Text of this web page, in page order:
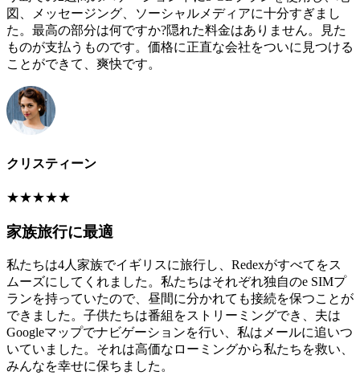
図、メッセージング、ソーシャルメディアに十分すぎまし
た。最高の部分は何ですか?隠れた料金はありません。見た
ものが支払うものです。価格に正直な会社をついに見つける
ことができて、爽快です。
クリスティーン
★★★★★
家族旅行に最適
私たちは4人家族でイギリスに旅行し、Redexがすべてをス
ムーズにしてくれました。私たちはそれぞれ独自のe SIMプ
ランを持っていたので、昼間に分かれても接続を保つことが
できました。子供たちは番組をストリーミングでき、夫は
Googleマップでナビゲーションを行い、私はメールに追いつ
いていました。それは高価なローミングから私たちを救い、
みんなを幸せに保ちました。